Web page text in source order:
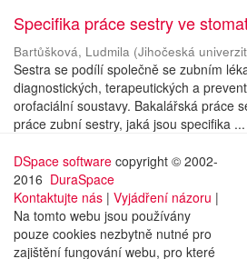
Specifika práce sestry ve
Bartůšková, Ludmila (Jihočeská
Sestra se podílí společně se zubním
diagnostických, terapeutických a
orofaciální soustavy. Bakalářská práce
práce zubní sestry, jaká jsou specifika ...
DSpace software copyright © 2002-
2016 DuraSpace
Kontaktujte nás | Vyjádření názoru |
Na tomto webu jsou používány
pouze cookies nezbytně nutné pro
zajištění fungování webu, pro které